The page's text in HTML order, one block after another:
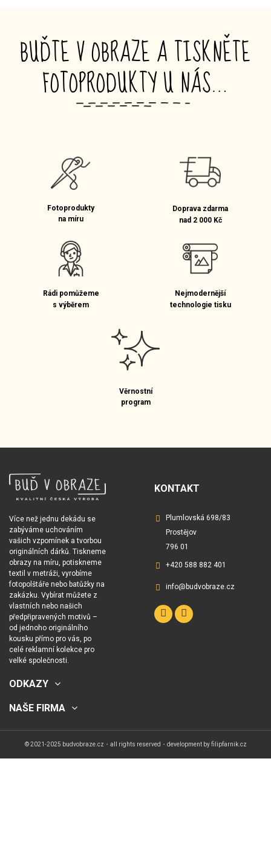
BUĎTE V OBRAZE A TISKNĚTE
FOTOPRODUKTY U NÁS…
_
Fotoprodukty
na míru
Doprava zdarma
nad 2 000 Kč
Rádi pomůžeme
s výběrem
Nejmodernější
technologie tisku
Věrnostní
program
Více než jednu dekádu se
zabýváme uchováním
vašich vzpomínek a tvorbou
originálních dárků. Tiskneme
obrazy na míru, potiskneme
textil v metráži, vyrobíme
fotopolštáře nebo batůžky na
zakázku. Vybírat můžete z
vlastních nebo našich
předpřipravených motivů –
od jednoho originálního
kousku přímo pro vás, po
celé reklamní kolekce pro
velké společnosti.
KONTAKT
Plumlovská 698/83
Prostějov
796 01
+420 588 882 401
info@budvobraze.cz
ODKAZY
NAŠE FIRMA
© 2021-2025 budvobraze.cz・all rights reserved・development byfilipfarnik.cz